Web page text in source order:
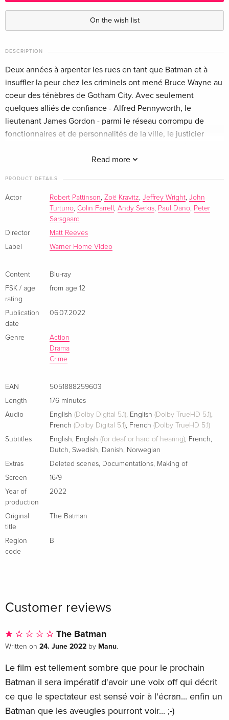
Blu-ray + DVD
EUR 30.99
English · US Version
English · UK Version
Standard edition
German
EUR 18.99
Limited Edition, Steelbook, 2 Blu-rays
Limited Edition, Steelbook, 4K Ultra HD + Blu-
German
HD + 2 Blu-rays
French
4K Ultra HD + Blu-ray
ray
French
Standard edition
EUR 24.49
4K Ultra HD + Blu-ray
Italian
EUR 29.99
Comic Edition, 4K Ultra HD + Blu-ray + Book
Italian
Steelbook, 4K Ultra HD + 2 Blu-rays
Italian
On the wish list
DESCRIPTION
Read more
Deux années à arpenter les rues en tant que Batman et à
insuffler la peur chez les criminels ont mené Bruce Wayne au
coeur des ténèbres de Gotham City. Avec seulement
quelques alliés de confiance - Alfred Pennyworth, le
lieutenant James Gordon - parmi le réseau corrompu de
fonctionnaires et de personnalités de la ville, le justicier
vengeance parmi ses concitoyens. Lorsqu'un tueur s'en
détective du monde sur une enquête dans la pègre, où il
rencontre des personnages tels que Selina Kyle, alias
Catwoman, Oswald Cobblepot, alias le Pingouin, Carmine
Falcone et Edward Nashton, alias l'Homme-Mystère. Alors
que les preuves s'accumulent et que l'ampleur des plans du
relations, démasquer le coupable et rétablir un semblant de
justice au milieu de l'abus de pouvoir et de corruption
sévissant à Gotham City depuis longtemps.
PRODUCT DETAILS
Actor Robert Pattinson, Zoë Kravitz, Jeffrey Wright, John
Turturro, Colin Farrell , Andy Serkis, Paul Dano, Peter
Sarsgaard
Director
Matt Reeves
Label
Warner Home Video
Content
Blu-ray
FSK / age
rating
from age 12
Publication
date
06.07.2022
Genre
Action
Drama
Crime
EAN
5051888259603
Length
176 minutes
Audio
English (Dolby Digital 5.1), English (Dolby TrueHD 5.1),
French (Dolby Digital 5.1), French (Dolby TrueHD 5.1)
Subtitles
English, English (for deaf or hard of hearing), French,
Dutch, Swedish, Danish, Norwegian
Extras
Deleted scenes, Documentations, Making of
Screen
16/9
Year of
production
2022
Original
title
The Batman
Region
code
B
Customer reviews
The Batman
Written on 24. June 2022 by Manu.
Le film est tellement sombre que pour le prochain
Batman il sera impératif d'avoir une voix off qui décrit
ce que le spectateur est sensé voir à l'écran... enfin un
Batman que les aveugles pourront voir... ;-)